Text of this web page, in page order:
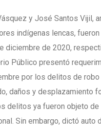
y José Santos Vijil,
indígenas lencas,
diciembre de 2020,
Público presentó
por los delitos de
daños y desplazamiento
delitos ya fueron objeto
Sin embargo, dictó auto